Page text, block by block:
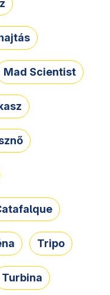
Mad Scientist
Tripo
Turbina